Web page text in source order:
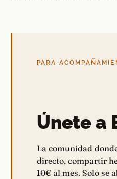
PARA
Únete a
La comunidad
directo, compartir
10€ al mes. Solo se